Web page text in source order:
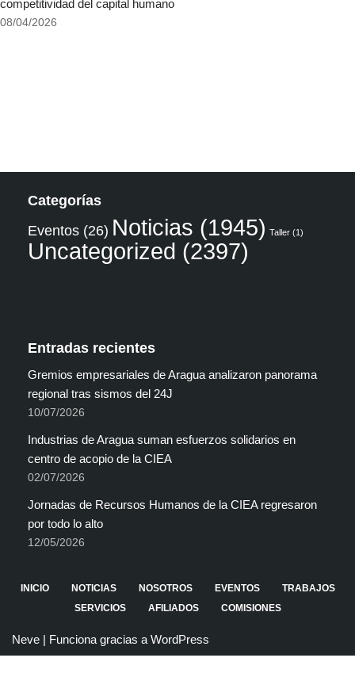
competitividad del capital humano
08/04/2026
Categorías
Eventos (26) Noticias (1945) Taller (1)
Uncategorized (2397)
Entradas recientes
Gremios empresariales de Aragua analizaron panorama
regional tras sismos del 24J
10/07/2026
Industrias de Aragua suman esfuerzos solidarios en
centro de acopio de la CIEA
02/07/2026
Jornadas de Recursos Humanos de la CIEA regresaron
por todo lo alto
12/05/2026
INICIO NOTICIAS NOSOTROS EVENTOS
TRABAJOS
SERVICIOS
AFILIADOS COMISIONES
Neve | Funciona gracias a WordPress